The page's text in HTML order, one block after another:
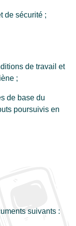
de sécurité ;
de travail et
;
de base du
poursuivis en
suivants :